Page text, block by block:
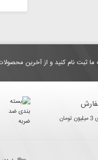
ما ثبت نام کنید و از آخرین